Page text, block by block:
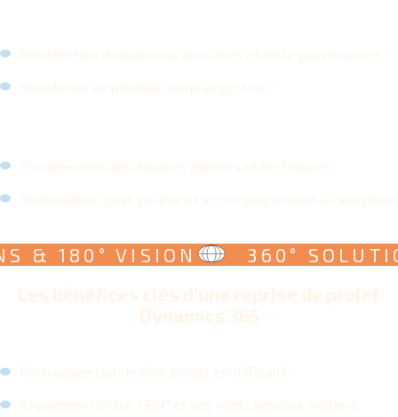
180° VISION
360°